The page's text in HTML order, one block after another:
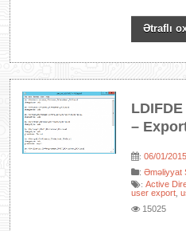
Ətraflı
–
:06/01/2015
:Əməliyyat
:Active
user export ,
15025